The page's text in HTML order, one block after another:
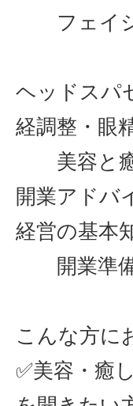
フェ
ヘッドス
経調整
美容と癒
開業アド
経営の
開業準
こんな方に
✅美容・癒